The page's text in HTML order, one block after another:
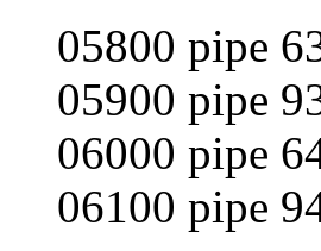
05800 pipe
05900 pipe
06000 pipe
06100 pipe